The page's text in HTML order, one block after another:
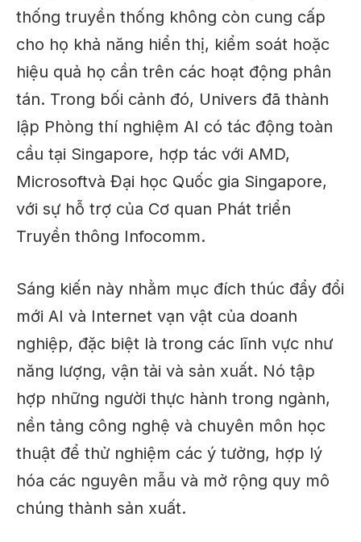
thống truyền thống không còn cung cấp
cho họ khả năng hiển thị, kiểm soát hoặc
hiệu quả họ cần trên các hoạt động phân
tán. Trong bối cảnh đó, Univers đã thành
lập Phòng thí nghiệm AI có tác động toàn
cầu tại Singapore, hợp tác với AMD,
Microsoftvà Đại học Quốc gia Singapore,
với sự hỗ trợ của Cơ quan Phát triển
Truyền thông Infocomm.
Sáng kiến ​​này nhằm mục đích thúc đẩy đổi
mới AI và Internet vạn vật của doanh
nghiệp, đặc biệt là trong các lĩnh vực như
năng lượng, vận tải và sản xuất. Nó tập
hợp những người thực hành trong ngành,
nền tảng công nghệ và chuyên môn học
thuật để thử nghiệm các ý tưởng, hợp lý
hóa các nguyên mẫu và mở rộng quy mô
chúng thành sản xuất.